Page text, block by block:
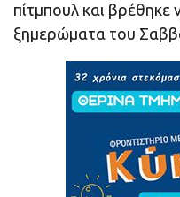
πίτμπουλ και βρέθηκε
ξημερώματα του